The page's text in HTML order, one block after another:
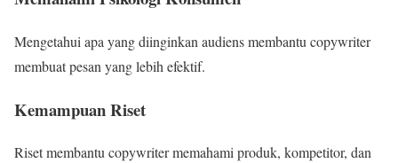
Mengetahui apa yang diinginkan audiens membantu copywriter
membuat pesan yang lebih efektif.
Kemampuan Riset
Riset membantu copywriter memahami produk, kompetitor, dan